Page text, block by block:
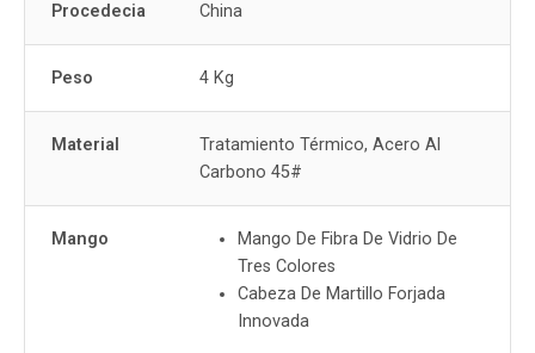
Procedecia China
Peso 4 Kg
Material
Tratamiento Térmico, Acero Al
Carbono 45#
Mango
Mango De Fibra De Vidrio De
Tres Colores
Cabeza De Martillo Forjada
Innovada